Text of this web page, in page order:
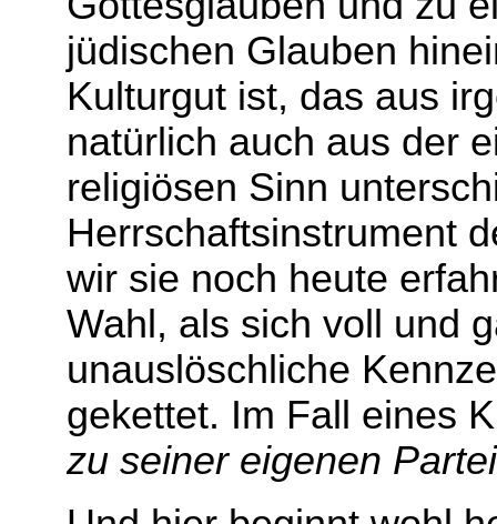
jüdischen Glauben
Kulturgut ist, das aus
natürlich auch aus der
religiösen Sinn
Herrschaftsinstrument
wir sie noch heute
Wahl, als sich voll und
unauslöschliche
gekettet. Im Fall eines
zu seiner eigenen Partei